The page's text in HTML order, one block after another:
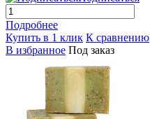
Подробнее
Купить в 1 клик К сравнению
В избранное Под заказ